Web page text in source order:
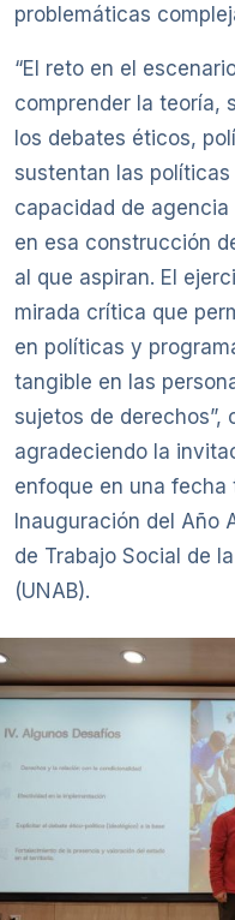
problemáticas
“El reto en el
comprender la teoría,
los debates éticos,
sustentan las
capacidad de
en esa construcción
al que aspiran. El
mirada crítica que
en políticas y
tangible en las
sujetos de
agradeciendo la
enfoque en una
Inauguración del Año
de Trabajo Social de
(UNAB).